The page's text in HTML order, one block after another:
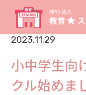
2023.11.29
小中学生向
クル始めま